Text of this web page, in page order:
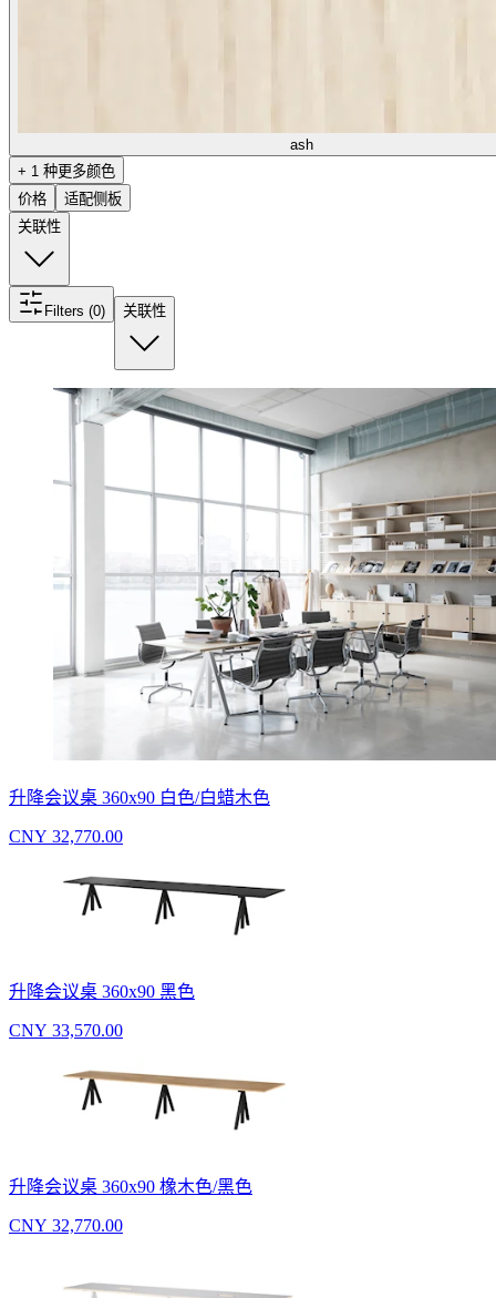
ash
+ 1 种更多颜色
价格
适配侧板
关联性
Filters (0) 关联性
升降会议桌 360x90 白色/白蜡木色
CNY 32,770.00
升降会议桌 360x90 黑色
CNY 33,570.00
升降会议桌 360x90 橡木色/黑色
CNY 32,770.00